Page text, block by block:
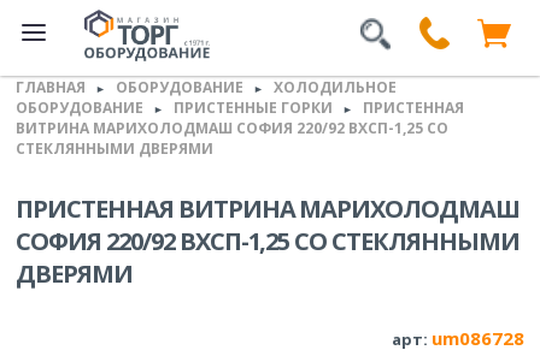
ГЛАВНАЯ ► ОБОРУДОВАНИЕ ►
ХОЛОДИЛЬНОЕ
ОБОРУДОВАНИЕ
► ПРИСТЕННЫЕ ГОРКИ ►
ПРИСТЕННАЯ
ВИТРИНА МАРИХОЛОДМАШ СОФИЯ 220/92 ВХСП-1,25 СО
СТЕКЛЯННЫМИ ДВЕРЯМИ
ПРИСТЕННАЯ ВИТРИНА МАРИХОЛОДМАШ
СОФИЯ 220/92 ВХСП-1,25 СО СТЕКЛЯННЫМИ
ДВЕРЯМИ
арт: um086728